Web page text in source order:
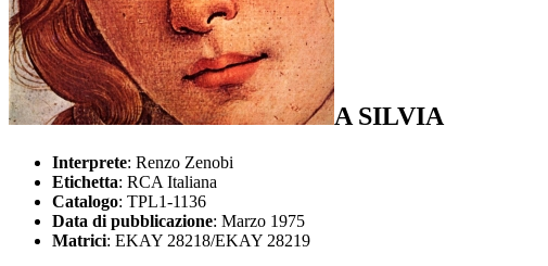
A SILVIA
Interprete: Renzo Zenobi
Etichetta: RCA Italiana
Catalogo: TPL1-1136
Data di pubblicazione: Marzo 1975
Matrici: EKAY 28218/EKAY 28219